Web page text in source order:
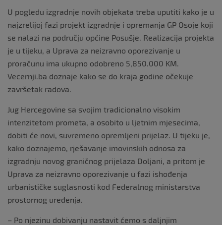
U pogledu izgradnje novih objekata treba uputiti kako je u
najzrelijoj fazi projekt izgradnje i opremanja GP Osoje koji
se nalazi na području općine Posušje. Realizacija projekta
je u tijeku, a Uprava za neizravno oporezivanje u
proračunu ima ukupno odobreno 5,850.000 KM.
Vecernji.ba doznaje kako se do kraja godine očekuje
završetak radova.
Jug Hercegovine sa svojim tradicionalno visokim
intenzitetom prometa, a osobito u ljetnim mjesecima,
dobiti će novi, suvremeno opremljeni prijelaz. U tijeku je,
kako doznajemo, rješavanje imovinskih odnosa za
izgradnju novog graničnog prijelaza Doljani, a pritom je
Uprava za neizravno oporezivanje u fazi ishođenja
urbanističke suglasnosti kod Federalnog ministarstva
prostornog uređenja.
– Po njezinu dobivanju nastavit ćemo s daljnjim